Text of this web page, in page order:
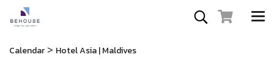
Calendar > Hotel Asia | Maldives